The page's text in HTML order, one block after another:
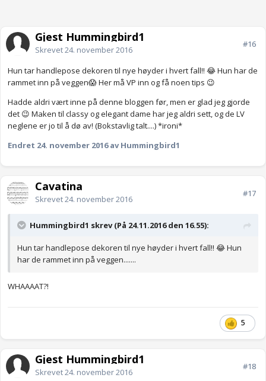
Gjest Hummingbird1
Skrevet24. november 2016
#16
Hun tar handlepose dekoren til nye høyder i hvert fall!! 😂 Hun har de
rammet inn på veggen😱 Her må VP inn og få noen tips 😉
Hadde aldri vært inne på denne bloggen før, men er glad jeg gjorde
det 😉 Maken til classy og elegant dame har jeg aldri sett, og de LV
neglene er jo til å dø av! (Bokstavlig talt....) *ironi*
Endret 24. november 2016av Hummingbird1
Cavatina
Skrevet24. november 2016
#17
Hummingbird1 skrev (På 24.11.2016 den 16.55):
Hun tar handlepose dekoren til nye høyder i hvert fall!! 😂 Hun
har de rammet inn på veggen.......
WHAAAAT?!
5
Gjest Hummingbird1
Skrevet24. november 2016
#18